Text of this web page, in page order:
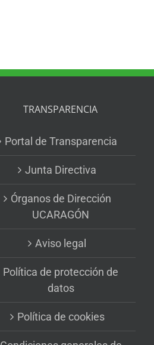
TRANSPARENCIA
Portal de Transparencia
Junta Directiva
Órganos de Dirección
UCARAGÓN
Aviso legal
Política de protección de
datos
Política de cookies